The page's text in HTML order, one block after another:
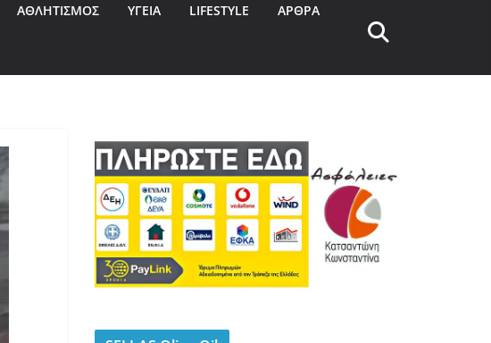
ΑΘΛΗΤΙΣΜΟΣ ΥΓΕΙΑ LIFESTYLE ΑΡΘΡΑ